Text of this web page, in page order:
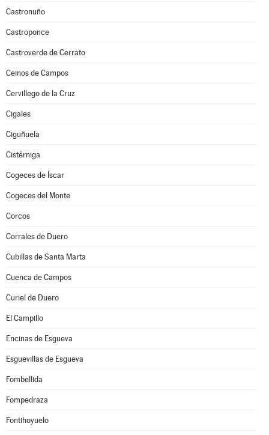
Castronuño
Castroponce
Castroverde de Cerrato
Ceinos de Campos
Cervillego de la Cruz
Cigales
Ciguñuela
Cistérniga
Cogeces de Íscar
Cogeces del Monte
Corcos
Corrales de Duero
Cubillas de Santa Marta
Cuenca de Campos
Curiel de Duero
El Campillo
Encinas de Esgueva
Esguevillas de Esgueva
Fombellida
Fompedraza
Fontihoyuelo